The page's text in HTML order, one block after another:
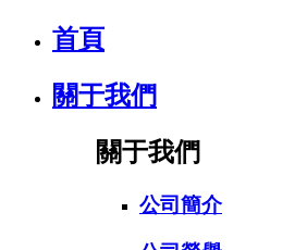
首頁
關于我們
關于我們
公司簡介